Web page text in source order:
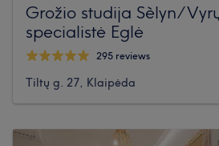
Grožio studija Sèlyn/
specialistė Eglė
295 reviews
Tiltų g. 27, Klaipėda